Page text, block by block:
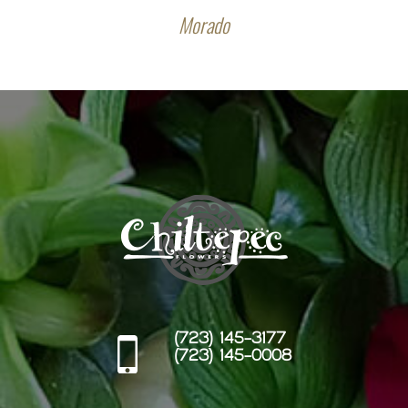
Morado
(723) 145-3177
(723) 145-0008